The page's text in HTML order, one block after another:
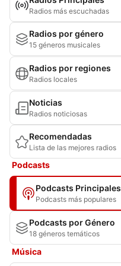
Radios más escuchadas
Radios por género
15 géneros musicales
Radios por regiones
Radios locales
Noticias
Radios noticiosas
Recomendadas
Lista de las mejores radios
Podcasts
Podcasts Principales
Podcasts más populares
Podcasts por Género
18 géneros temáticos
Música